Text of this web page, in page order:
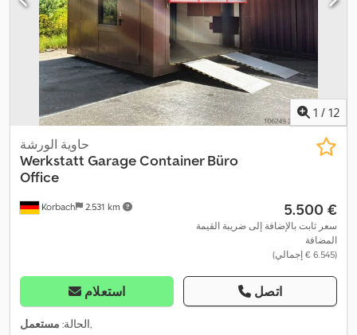
1 / 12
Korbach 2.531 km
حاوية الورشة
Werkstatt Garage Container Büro
Office
‏5.500 €
سعر ثابت بالإضافة إلى ضريبة القيمة
المضافة
(‏6.545 € إجمالي)
استعلام اتصل
الحالة: مستعمل ,